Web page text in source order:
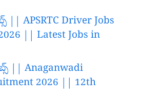
|| APSRTC Driver Jobs
|| Latest Jobs in
|| Anaganwadi
2026 || 12th